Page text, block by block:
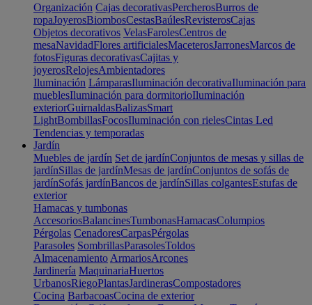
Organización Cajas decorativasPercherosBurros de
ropaJoyerosBiombosCestasBaúlesRevisterosCajas
Objetos decorativos VelasFarolesCentros de
mesaNavidadFlores artificialesMaceterosJarronesMarcos de
fotosFiguras decorativasCajitas y
joyerosRelojesAmbientadores
Iluminación LámparasIluminación decorativaIluminación para
mueblesIluminación para dormitorioIluminación
exteriorGuirnaldasBalizasSmart
LightBombillasFocosIluminación con rielesCintas Led
Tendencias y temporadas
Jardín
Muebles de jardín Set de jardínConjuntos de mesas y sillas de
jardínSillas de jardínMesas de jardínConjuntos de sofás de
jardínSofás jardínBancos de jardínSillas colgantesEstufas de
exterior
Hamacas y tumbonas
AccesoriosBalancinesTumbonasHamacasColumpios
Pérgolas CenadoresCarpasPérgolas
Parasoles SombrillasParasolesToldos
Almacenamiento ArmariosArcones
Jardinería MaquinariaHuertos
UrbanosRiegoPlantasJardinerasCompostadores
Cocina BarbacoasCocina de exterior